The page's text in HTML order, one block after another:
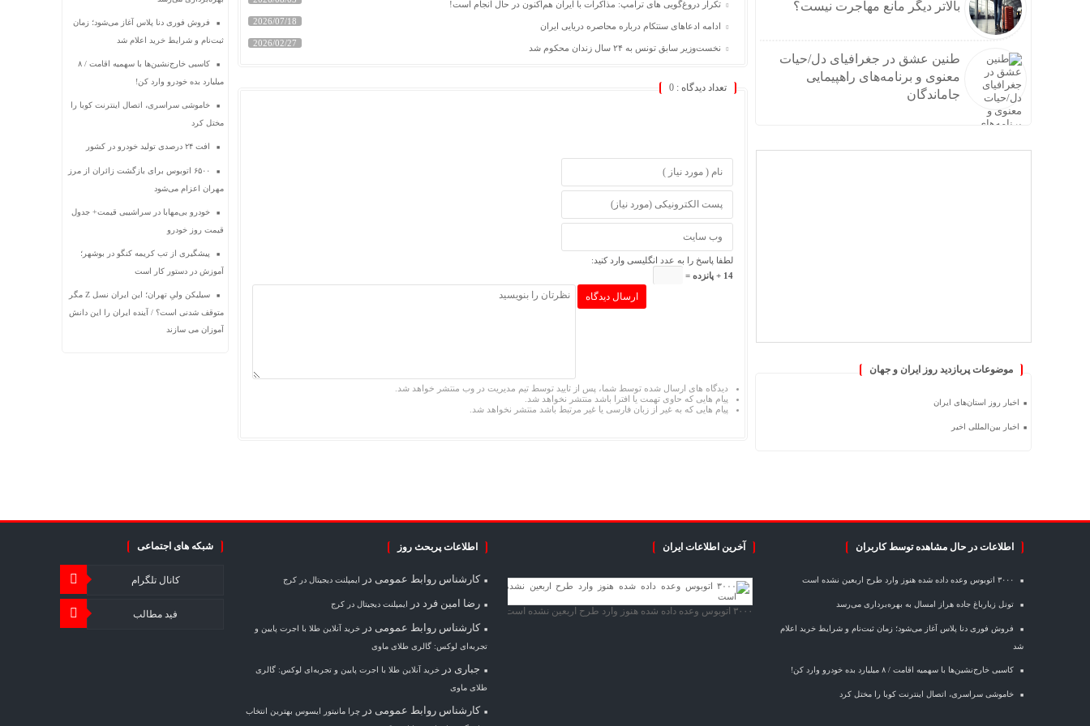
بالاتر دیگر مانع مهاجرت نیست؟
طنین عشق در جغرافیای دل/حیات
معنوی و برنامه‌های راهپیمایی
جاماندگان
موضوعات پربازدید روز ایران و جهان
اخبار روز استان‌های ایران
اخبار بین‌المللی اخیر
تکرار دروغ‌گویی های ترامپ: مذاکرات با ایران هم‌اکنون در حال انجام است!
ادامه ادعاهای سنتکام درباره محاصره دریایی ایران 2026/07/18
نخست‌وزیر سابق تونس به ۲۴ سال زندان محکوم شد 2026/02/27
تعداد دیدگاه : 0
لطفا پاسخ را به عدد انگلیسی وارد کنید:
14 + پانزده =
دیدگاه های ارسال شده توسط شما، پس از تایید توسط تیم مدیریت در وب منتشر خواهد شد.
پیام هایی که حاوی تهمت یا افترا باشد منتشر نخواهد شد.
پیام هایی که به غیر از زبان فارسی یا غیر مرتبط باشد منتشر نخواهد شد.
فروش فوری دنا پلاس آغاز می‌شود؛ زمان
ثبت‌نام و شرایط خرید اعلام شد
کاسبی خارج‌نشین‌ها با سهمیه اقامت / ۸
میلیارد بده خودرو وارد کن!
خاموشی سراسری، اتصال اینترنت کوبا را
مختل کرد
افت ۲۴ درصدی تولید خودرو در کشور
۶۵۰۰ اتوبوس برای بازگشت زائران از مرز
مهران اعزام می‌شود
خودرو بی‌مهابا در سراشیبی قیمت+ جدول
قیمت روز خودرو
پیشگیری از تب کریمه کنگو در بوشهر؛
آموزش در دستور کار است
سیلیکن ولیِ تهران؛ این ایران نسل Z مگر
متوقف شدنی است؟ / آینده ایران را این دانش
آموزان می سازند
اطلاعات در حال مشاهده توسط کاربران
۳۰۰۰ اتوبوس وعده داده شده هنوز وارد طرح اربعین نشده است
تونل زیارباغ جاده هراز امسال به بهره‌برداری می‌رسد
فروش فوری دنا پلاس آغاز می‌شود؛ زمان ثبت‌نام و شرایط خرید اعلام
شد
کاسبی خارج‌نشین‌ها با سهمیه اقامت / ۸ میلیارد بده خودرو وارد کن!
خاموشی سراسری، اتصال اینترنت کوبا را مختل کرد
آخرین اطلاعات ایران
۳۰۰۰ اتوبوس وعده داده شده هنوز وارد طرح اربعین نشده است
اطلاعات پربحث روز
کارشناس روابط عمومی در ایمپلنت دیجیتال در کرج
رضا امین فرد در ایمپلنت دیجیتال در کرج
کارشناس روابط عمومی درخرید آنلاین طلا با اجرت پایین و
تجربه‌ای لوکس: گالری طلای ماوی
جباری درخرید آنلاین طلا با اجرت پایین و تجربه‌ای لوکس: گالری
طلای ماوی
کارشناس روابط عمومی درچرا مانیتور ایسوس بهترین انتخاب
شبکه های اجتماعی
کانال تلگرام
فید مطالب